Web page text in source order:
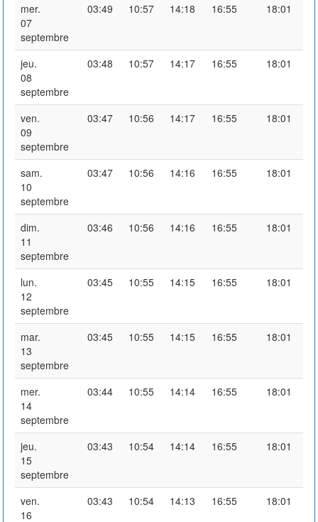
mer.
07
septembre
03:49 10:57 14:18 16:55 18:01
jeu.
08
septembre
03:48 10:57 14:17 16:55 18:01
ven.
09
septembre
03:47 10:56 14:17 16:55 18:01
sam.
10
septembre
03:47 10:56 14:16 16:55 18:01
dim.
11
septembre
03:46 10:56 14:16 16:55 18:01
lun.
12
septembre
03:45 10:55 14:15 16:55 18:01
mar.
13
septembre
03:45 10:55 14:15 16:55 18:01
mer.
14
septembre
03:44 10:55 14:14 16:55 18:01
jeu.
15
septembre
03:43 10:54 14:14 16:55 18:01
ven.
16
03:43 10:54 14:13 16:55 18:01